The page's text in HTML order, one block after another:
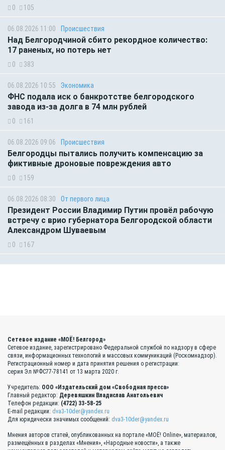
0 105
06.08.2026 11:00 Происшествия
Над Белгородчиной сбито рекордное количество:
17 раненых, но потерь нет
0 383
06.08.2026 10:55 Экономика
ФНС подала иск о банкротстве белгородского
завода из-за долга в 74 млн рублей
0 161
06.08.2026 09:06 Происшествия
Белгородцы пытались получить компенсацию за
фиктивные дроновые повреждения авто
0 159
06.08.2026 08:30 От первого лица
Президент России Владимир Путин провёл рабочую
встречу с врио губернатора Белгородской области
Александром Шуваевым
0 167
Сетевое издание «МОЁ! Белгород»
Сетевое издание, зарегистрировано Федеральной службой по надзору в сфере
связи, информационных технологий и массовых коммуникаций (Роскомнадзор).
Регистрационный номер и дата принятия решения о регистрации:
серия Эл №ФС77-78141 от 13 марта 2020 г.
Учредитель: ООО «Издательский дом «Свободная пресса»
Главный редактор: Деревяшкин Владислав Анатольевич
Телефон редакции: (4722) 33-58-25
E-mail редакции: dva3-10der@yandex.ru
Для юридически значимых сообщений: dva3-10der@yandex.ru
Мнения авторов статей, опубликованных на портале «МОЁ! Online», материалов,
размещённых в разделах «Мнения», «Народные новости», а также